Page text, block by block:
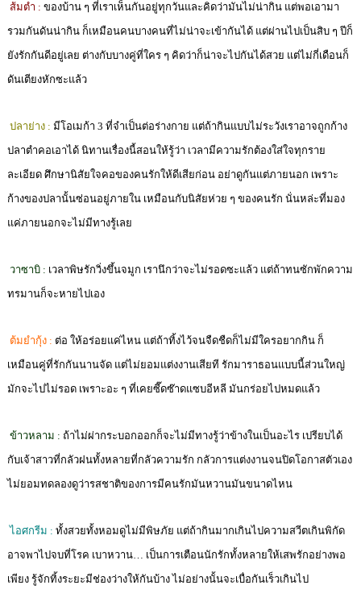
ส้มตำ : ของบ้าน ๆ ที่เราเห็นกันอยู่ทุกวันและคิดว่ามันไม่น่ากิน แต่พอเอามา
รวมกันดันน่ากิน ก็เหมือนคนบางคนที่ไม่น่าจะเข้ากันได้ แต่ผ่านไปเป็นสิบ ๆ ปีก็
ยังรักกันดีอยู่เลย ต่างกับบางคู่ที่ใคร ๆ คิดว่าก็น่าจะไปกันได้สวย แต่ไม่กี่เดือนก็
ดันเตียงหักซะแล้ว
ปลาย่าง : มีโอเมก้า 3 ที่จำเป็นต่อร่างกาย แต่ถ้ากินแบบไม่ระวังเราอาจถูกก้าง
ปลาตำคอเอาได้ นิทานเรื่องนี้สอนให้รู้ว่า เวลามีความรักต้องใส่ใจทุกราย
ละเอียด ศึกษานิสัยใจคอของคนรักให้ดีเสียก่อน อย่าดูกันแต่ภายนอก เพราะ
ก้างของปลานั้นซ่อนอยู่ภายใน เหมือนกับนิสัยห่วย ๆ ของคนรัก นั่นหล่ะที่มอง
แค่ภายนอกจะไม่มีทางรู้เลย
วาซาบิ : เวลาพิษรักวิ่งขึ้นจมูก เรานึกว่าจะไม่รอดซะแล้ว แต่ถ้าทนซักพักความ
ทรมานก็จะหายไปเอง
ต้มยำกุ้ง : ต่อ ให้อร่อยแค่ไหน แต่ถ้าทิ้งไว้จนจืดชืดก็ไม่มีใครอยากกิน ก็
เหมือนคู่ที่รักกันนานจัด แต่ไม่ยอมแต่งงานเสียที รักมาราธอนแบบนี้ส่วนใหญ่
มักจะไปไม่รอด เพราะอะ ๆ ที่เคยซี๊ดซ๊าดแซบอีหลี มันกร่อยไปหมดแล้ว
ข้าวหลาม : ถ้าไม่ผ่ากระบอกออกก็จะไม่มีทางรู้ว่าข้างในเป็นอะไร เปรียบได้
กับเจ้าสาวที่กลัวฝนทั้งหลายที่กลัวความรัก กลัวการแต่งงานจนปิดโอกาสตัวเอง
ไม่ยอมทดลองดูว่ารสชาติของการมีคนรักมันหวานมันขนาดไหน
ไอศกรีม : ทั้งสวยทั้งหอมดูไม่มีพิษภัย แต่ถ้ากินมากเกินไปความสวีตเกินพิกัด
อาจพาไปจบที่โรค เบาหวาน… เป็นการเตือนนักรักทั้งหลายให้เสพรักอย่างพอ
เพียง รู้จักทิ้งระยะมีช่องว่างให้กันบ้าง ไม่อย่างนั้นจะเบื่อกันเร็วเกินไป